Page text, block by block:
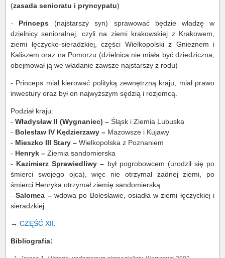
(zasada senioratu i pryncypatu)
- Princeps (najstarszy syn) sprawować będzie władzę w
dzielnicy senioralnej, czyli na ziemi krakowskiej z Krakowem,
ziemi łęczycko-sieradzkiej, części Wielkopolski z Gnieznem i
Kaliszem oraz na Pomorzu (dzielnica nie miała być dziedziczna,
obejmował ją we władanie zawsze najstarszy z rodu)
- Princeps miał kierować polityką zewnętrzną kraju, miał prawo
inwestury oraz był on najwyższym sędzią i rozjemcą.
Podział kraju:
- Władysław II (Wygnaniec) – Śląsk i Ziemia Lubuska
- Bolesław IV Kędzierzawy – Mazowsze i Kujawy
- Mieszko III Stary – Wielkopolska z Poznaniem
- Henryk – Ziemia sandomierska
- Kazimierz Sprawiedliwy – był pogrobowcem (urodził się po
śmierci swojego ojca), więc nie otrzymał żadnej ziemi, po
śmierci Henryka otrzymał ziemię sandomierską
-Salomea – wdowa po Bolesławie, osiadła w ziemi łęczyckiej i
sieradzkiej
→ CZĘŚĆ XII
Bibliografia: